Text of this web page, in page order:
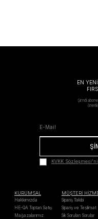
EN
Şimdi
KVKK Sözleşmesi'ni
KURUMSAL
Hakkımızda
HE-QA Toptan Satış
Mağazalarımız
MÜŞTERİ
Sipariş Takibi
Sipariş ve Teslimat
Sık Sorulan Sorular